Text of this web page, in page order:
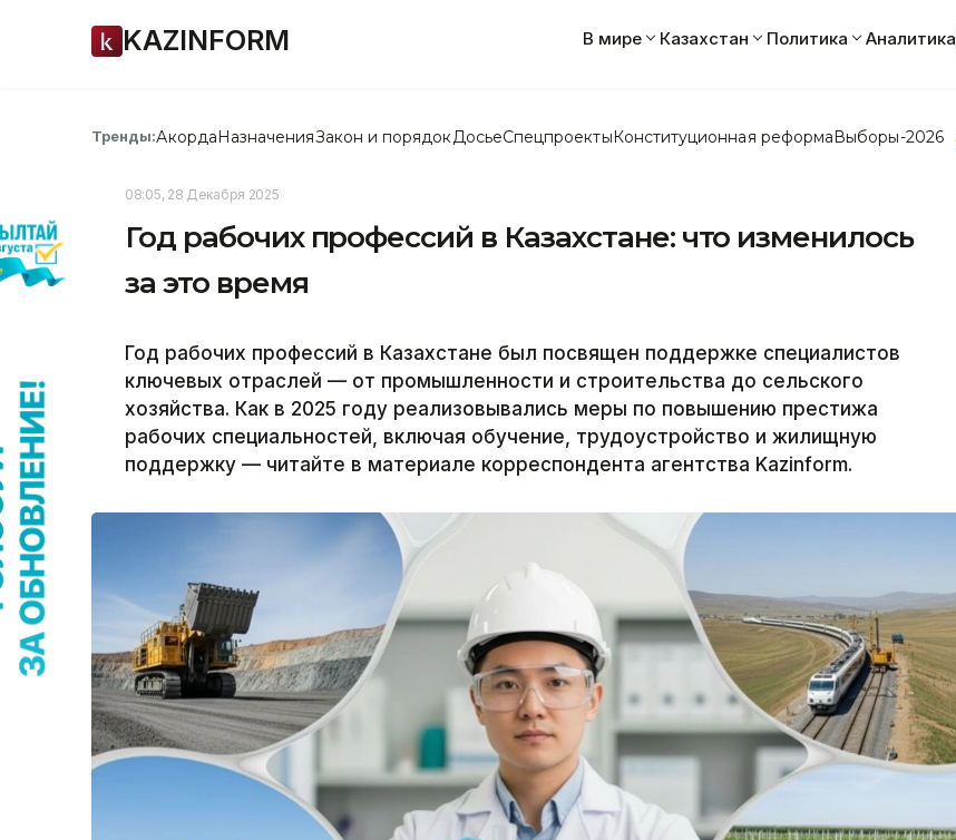
KAZINFORM В мире Казахстан Политика Аналитика
Тренды:АкордаНазначенияЗакон и порядок ДосьеСпецпроектыКонституционная реформаВыборы-2026
08:05, 28 Декабря 2025
Год рабочих профессий в Казахстане: что изменилось
за это время
Год рабочих профессий в Казахстане был посвящен поддержке специалистов
ключевых отраслей — от промышленности и строительства до сельского
хозяйства. Как в 2025 году реализовывались меры по повышению престижа
рабочих специальностей, включая обучение, трудоустройство и жилищную
поддержку — читайте в материале корреспондента агентства Kazinform.